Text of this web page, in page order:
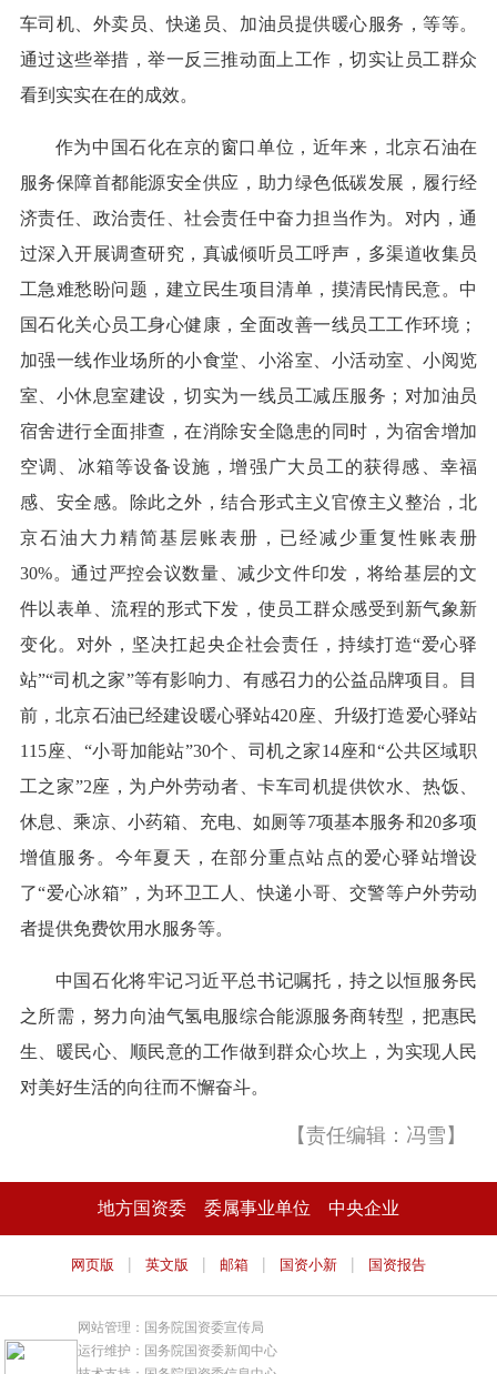
车司机、外卖员、快递员、加油员提供暖心服务，等等。
通过这些举措，举一反三推动面上工作，切实让员工群众
看到实实在在的成效。
作为中国石化在京的窗口单位，近年来，北京石油在
服务保障首都能源安全供应，助力绿色低碳发展，履行经
济责任、政治责任、社会责任中奋力担当作为。对内，通
过深入开展调查研究，真诚倾听员工呼声，多渠道收集员
工急难愁盼问题，建立民生项目清单，摸清民情民意。中
国石化关心员工身心健康，全面改善一线员工工作环境；
加强一线作业场所的小食堂、小浴室、小活动室、小阅览
室、小休息室建设，切实为一线员工减压服务；对加油员
宿舍进行全面排查，在消除安全隐患的同时，为宿舍增加
空调、冰箱等设备设施，增强广大员工的获得感、幸福
感、安全感。除此之外，结合形式主义官僚主义整治，北
京石油大力精简基层账表册，已经减少重复性账表册
30%。通过严控会议数量、减少文件印发，将给基层的文
件以表单、流程的形式下发，使员工群众感受到新气象新
变化。对外，坚决扛起央企社会责任，持续打造“爱心驿
站”“司机之家”等有影响力、有感召力的公益品牌项目。目
前，北京石油已经建设暖心驿站420座、升级打造爱心驿站
115座、“小哥加能站”30个、司机之家14座和“公共区域职
工之家”2座，为户外劳动者、卡车司机提供饮水、热饭、
休息、乘凉、小药箱、充电、如厕等7项基本服务和20多项
增值服务。今年夏天，在部分重点站点的爱心驿站增设
了“爱心冰箱”，为环卫工人、快递小哥、交警等户外劳动
者提供免费饮用水服务等。
中国石化将牢记习近平总书记嘱托，持之以恒服务民
之所需，努力向油气氢电服综合能源服务商转型，把惠民
生、暖民心、顺民意的工作做到群众心坎上，为实现人民
对美好生活的向往而不懈奋斗。
【责任编辑：冯雪】
地方国资委 委属事业单位 中央企业
网页版 | 英文版 | 邮箱 | 国资小新 | 国资报告
网站管理：国务院国资委宣传局
运行维护：国务院国资委新闻中心